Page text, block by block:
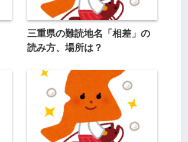
三重県の難読地名「相差」の
読み方、場所は？